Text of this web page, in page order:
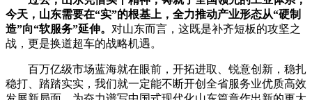
今天，山东需要在“实”的根基上，全力推动产业形态从“硬制
造”向“软服务”延伸。 对山东而言，这既是补齐短板的攻坚之
战，更是换道超车的战略机遇。
百万亿级市场蓝海就在眼前，开拓进取、锐意创新，稳扎
稳打、踏踏实实，我们就一定能不断开创全省服务业优质高效